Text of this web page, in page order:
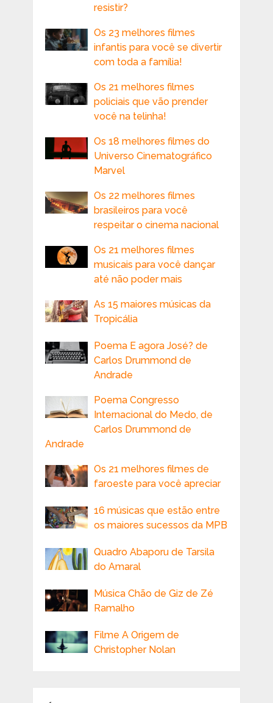
resistir?
Os 23 melhores filmes
infantis para você se divertir
com toda a família!
Os 21 melhores filmes
policiais que vão prender
você na telinha!
Os 18 melhores filmes do
Universo Cinematográfico
Marvel
Os 22 melhores filmes
brasileiros para você
respeitar o cinema nacional
Os 21 melhores filmes
musicais para você dançar
até não poder mais
As 15 maiores músicas da
Tropicália
Poema E agora José? de
Carlos Drummond de
Andrade
Poema Congresso
Internacional do Medo, de
Carlos Drummond de
Andrade
Os 21 melhores filmes de
faroeste para você apreciar
16 músicas que estão entre
os maiores sucessos da MPB
Quadro Abaporu de Tarsila
do Amaral
Música Chão de Giz de Zé
Ramalho
Filme A Origem de
Christopher Nolan